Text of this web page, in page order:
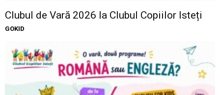
Clubul de Vară 2026 la Clubul Copiilor Isteți
GOKID